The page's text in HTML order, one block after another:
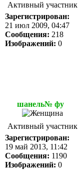
Активный участник
Зарегистрирован:
21 июл 2009, 04:47
Сообщения: 218
Изображений: 0
шанель№ фу
Активный участник
Зарегистрирован:
19 май 2013, 11:42
Сообщения: 1190
Изображений: 0